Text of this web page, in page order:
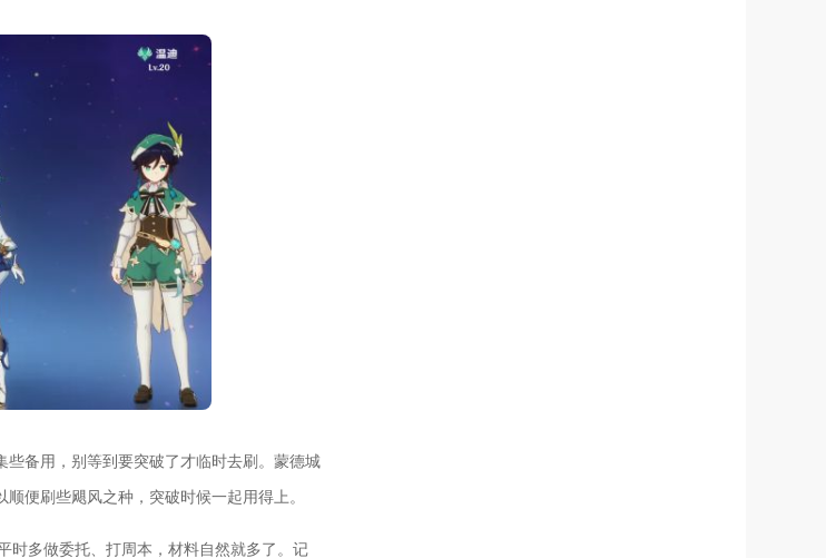
备用，别等到要突破了才临时去刷。蒙德城
便刷些飓风之种，突破时候一起用得上。
时多做委托、打周本，材料自然就多了。记